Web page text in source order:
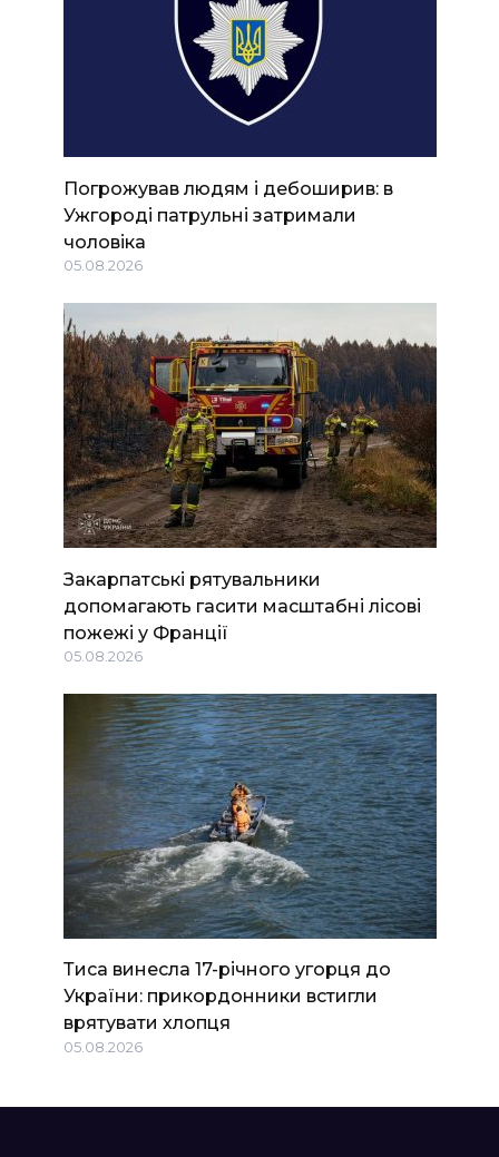
Погрожував людям і дебоширив: в
Ужгороді патрульні затримали
чоловіка
05.08.2026
Закарпатські рятувальники
допомагають гасити масштабні лісові
пожежі у Франції
05.08.2026
Тиса винесла 17-річного угорця до
України: прикордонники встигли
врятувати хлопця
05.08.2026